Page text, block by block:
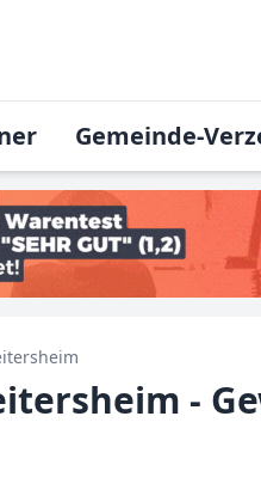
Gemeinde-
-